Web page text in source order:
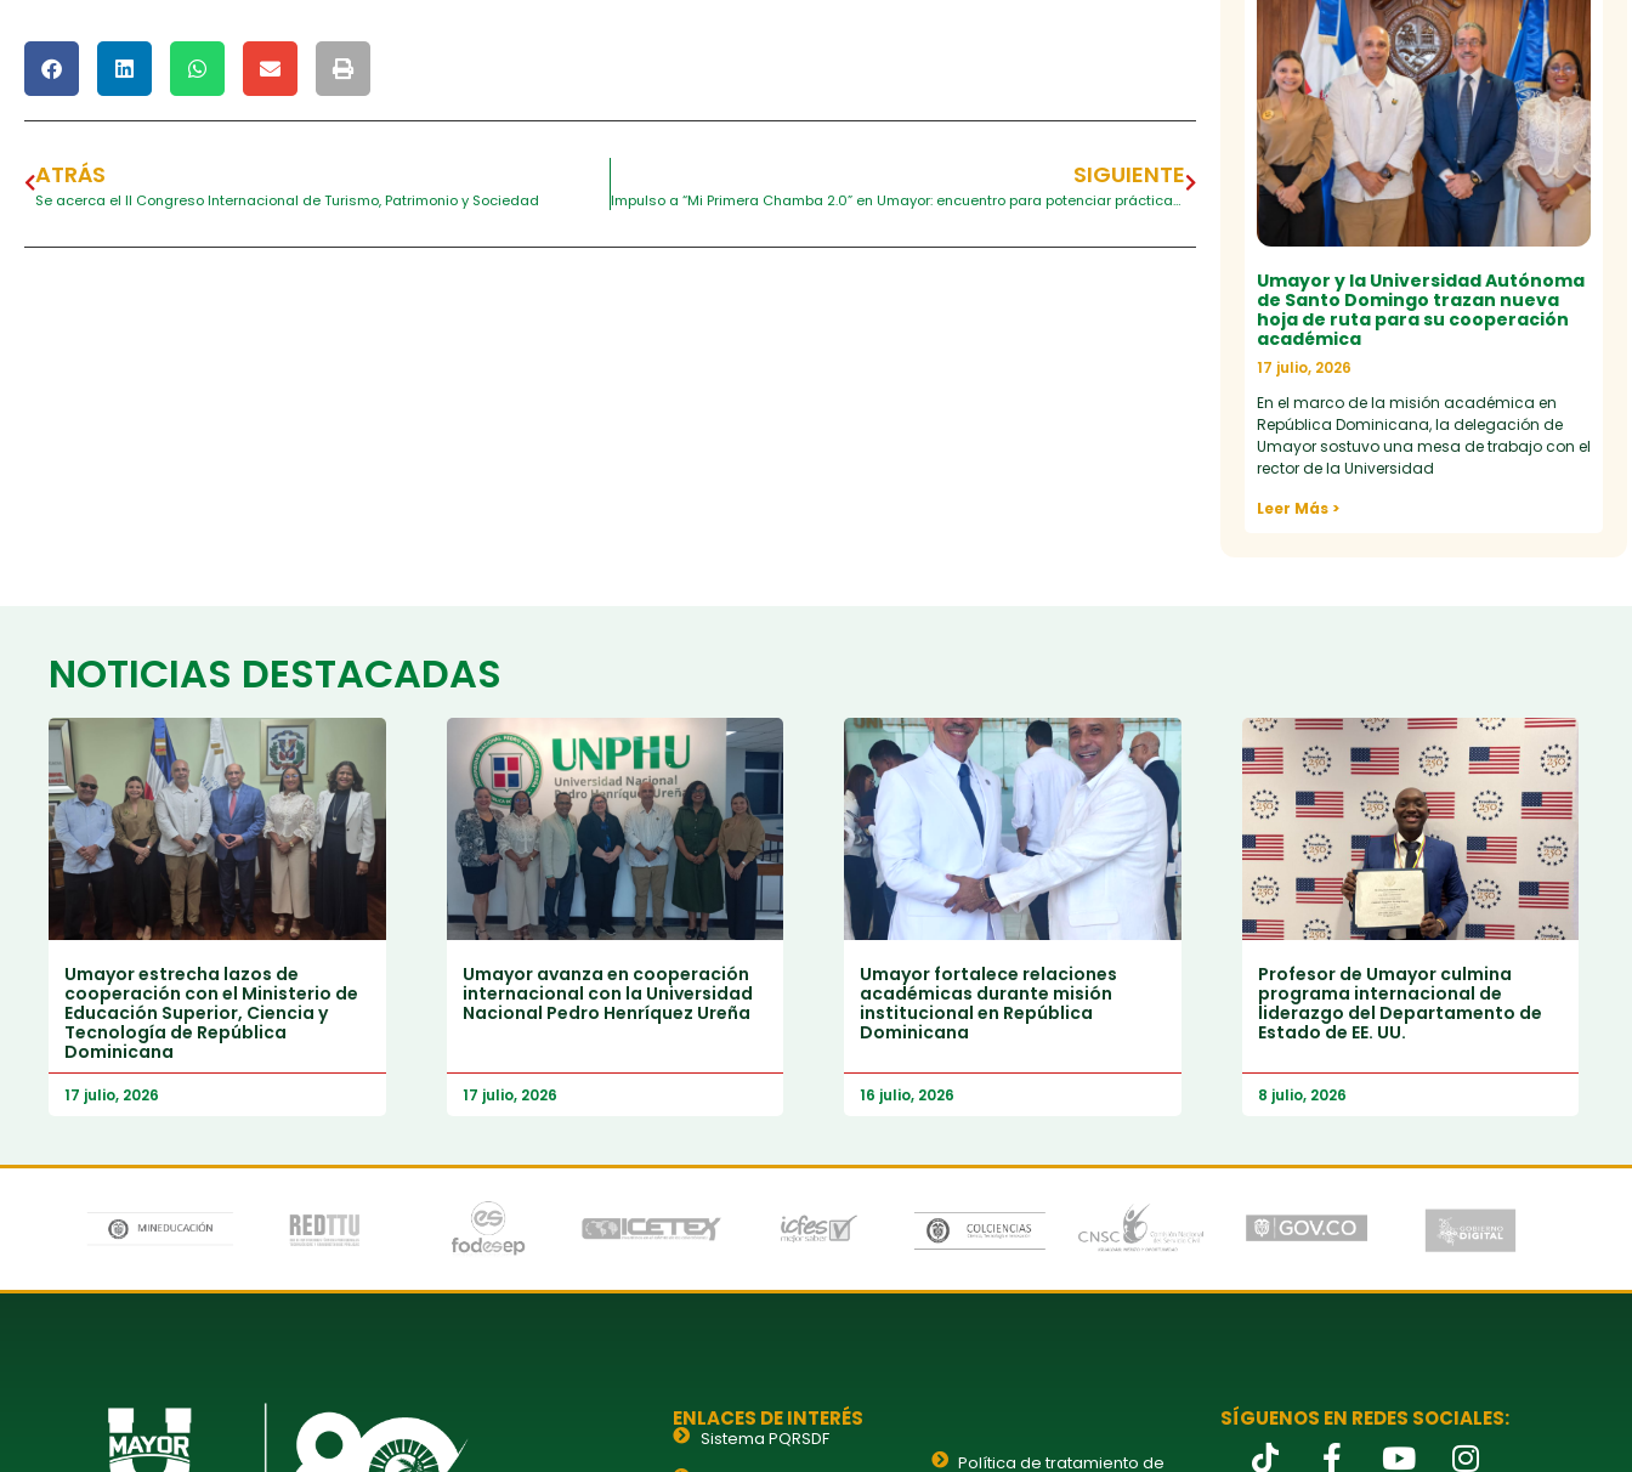
ATRÁS
Se acerca el II Congreso Internacional de Turismo, Patrimonio y Sociedad
SIGUIENTE
Impulso a “Mi Primera Chamba 2.0” en Umayor: encuentro para potenciar prácticas laborales
Umayor y la Universidad Autónoma
de Santo Domingo trazan nueva
hoja de ruta para su cooperación
académica
17 julio, 2026
En el marco de la misión académica en
República Dominicana, la delegación de
Umayor sostuvo una mesa de trabajo con el
rector de la Universidad
Leer Más >
NOTICIAS DESTACADAS
Umayor estrecha lazos de
cooperación con el Ministerio de
Educación Superior, Ciencia y
Tecnología de República
Dominicana
17 julio, 2026
Umayor avanza en cooperación
internacional con la Universidad
Nacional Pedro Henríquez Ureña
17 julio, 2026
Umayor fortalece relaciones
académicas durante misión
institucional en República
Dominicana
16 julio, 2026
Profesor de Umayor culmina
programa internacional de
liderazgo del Departamento de
Estado de EE. UU.
8 julio, 2026
ENLACES DE INTERÉS
Sistema PQRSDF
Política de tratamiento de
SÍGUENOS EN REDES SOCIALES: